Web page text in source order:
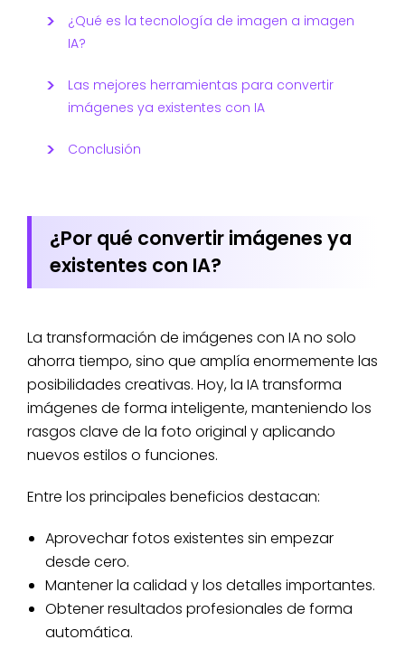
¿Qué es la tecnología de imagen a imagen
IA?
Las mejores herramientas para convertir
imágenes ya existentes con IA
Conclusión
¿Por qué convertir imágenes ya
existentes con IA?
La transformación de imágenes con IA no solo
ahorra tiempo, sino que amplía enormemente las
posibilidades creativas. Hoy, la IA transforma
imágenes de forma inteligente, manteniendo los
rasgos clave de la foto original y aplicando
nuevos estilos o funciones.
Entre los principales beneficios destacan:
Aprovechar fotos existentes sin empezar
desde cero.
Mantener la calidad y los detalles importantes.
Obtener resultados profesionales de forma
automática.